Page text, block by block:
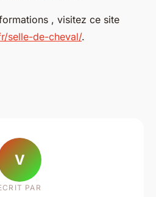
, visitez ce site
selle-de-cheval/.
V
PAR